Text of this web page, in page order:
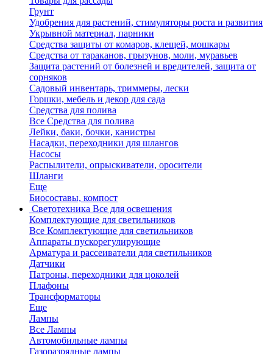
Грунт
Удобрения для растений, стимуляторы роста и развития
Укрывной материал, парники
Средства защиты от комаров, клещей, мошкары
Средства от тараканов, грызунов, моли, муравьев
Защита растений от болезней и вредителей, защита от
сорняков
Садовый инвентарь, триммеры, лески
Горшки, мебель и декор для сада
Средства для полива
Все Средства для полива
Лейки, баки, бочки, канистры
Насадки, переходники для шлангов
Насосы
Распылители, опрыскиватели, оросители
Шланги
Еще
Биосоставы, компост
Светотехника Все для освещения
Комплектующие для светильников
Все Комплектующие для светильников
Аппараты пускорегулирующие
Арматура и рассеиватели для светильников
Датчики
Патроны, переходники для цоколей
Плафоны
Трансформаторы
Еще
Лампы
Все Лампы
Автомобильные лампы
Газоразрядные лампы